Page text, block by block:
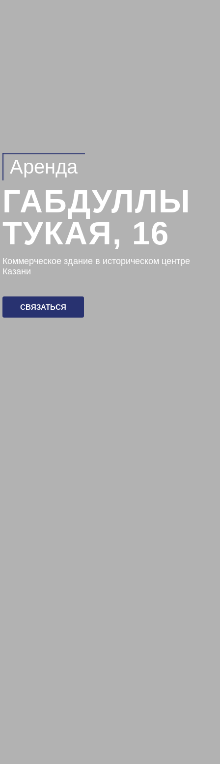
Аренда
ГАБДУЛЛЫ
ТУКАЯ, 16
Коммерческое здание в историческом центре
Казани
СВЯЗАТЬСЯ